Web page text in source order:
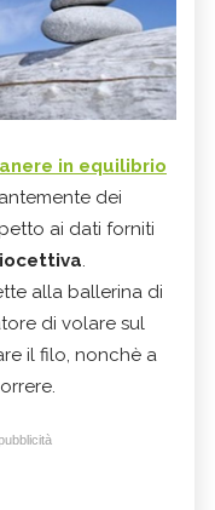
in equilibrio
dei
ai dati forniti
.
alla ballerina di
di volare sul
il filo, nonchè a